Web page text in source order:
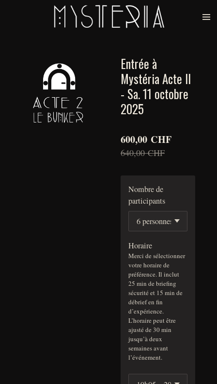
Entrée à
Mystéria Acte II
- Sa. 11 octobre
2025
600,00 CHF
640,00 CHF
Nombre de
participants
Horaire
Merci de sélectionner
votre horaire de
préférence. Il inclut
25 min de briefing
sécurité et 15 min de
débrief en fin
d’expérience.
L’horaire peut être
ajusté de 30 min
jusqu’à deux
semaines avant
l’événement.